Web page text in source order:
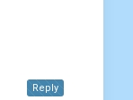
Reply